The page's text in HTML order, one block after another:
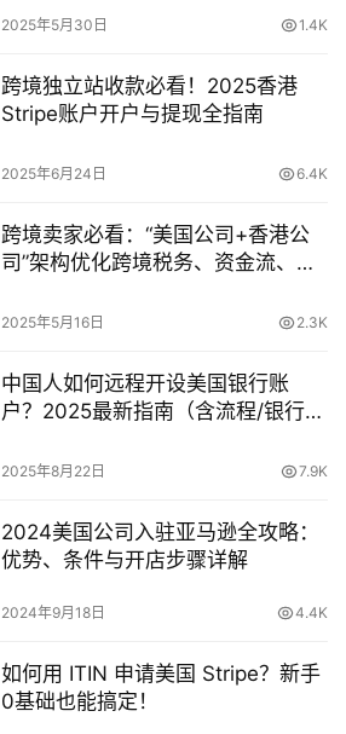
2025年5月30日 1.4K
跨境独立站收款必看！2025香港
Stripe账户开户与提现全指南
2025年6月24日 6.4K
跨境卖家必看：“美国公司+香港公
司”架构优化跨境税务、资金流、合
2025年5月16日 2.3K
中国人如何远程开设美国银行账
户？2025最新指南（含流程/银行选
2025年8月22日 7.9K
2024美国公司入驻亚马逊全攻略：
优势、条件与开店步骤详解
2024年9月18日 4.4K
如何用 ITIN 申请美国 Stripe？新手
0基础也能搞定！